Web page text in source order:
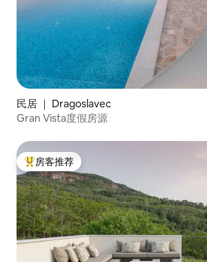
民居 ｜ Dragoslavec
Gran Vista度假房源
热门「房客推荐」
房客推荐